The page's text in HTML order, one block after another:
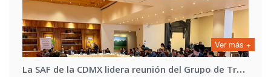
Ver más +
L
a SAF de la CDMX lidera reunión del Grupo de Trabajo Modernización e Innovación de los Registros y Catastro